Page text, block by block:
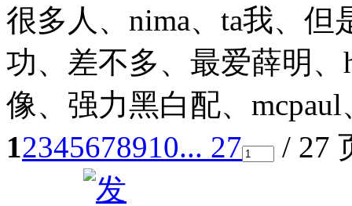
很多人、nima、ta我、
功、差不多、最爱薛明
像、强力黑白配、mcpaul
12345678910... 27 / 27